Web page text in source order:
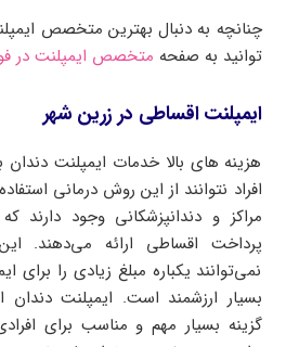
چنانچه به دنبال بهترین متخصص
توانید به صفحه متخصص ایمپلنت در
ایمپلنت اقساطی در زرین شهر
هزینه های بالا خدمات ایمپلنت
افراد نتوانند از این روش درمانی
مراکز و دندانپزشکانی وجود دارند
پرداخت اقساطی ارائه می‌دهند.
نمی‌توانند یکباره مبلغ زیادی را برای
بسیار ارزشمند است. ایمپلنت
گزینه بسیار مهم و مناسب برای